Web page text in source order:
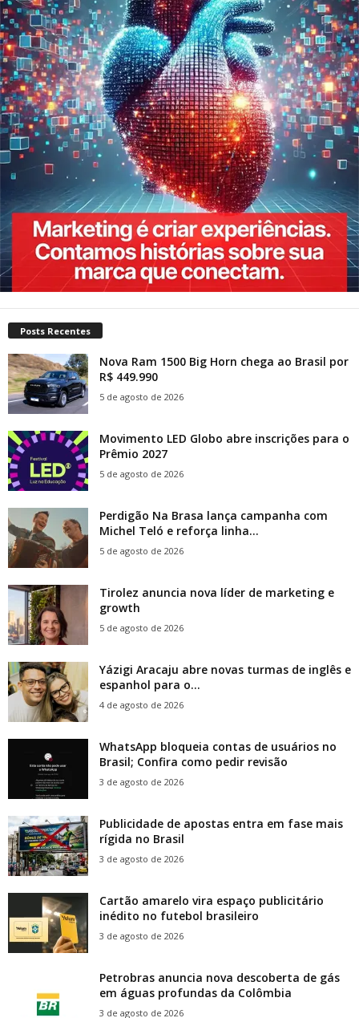
Posts Recentes
Nova Ram 1500 Big Horn chega ao Brasil por
R$ 449.990
5 de agosto de 2026
Movimento LED Globo abre inscrições para o
Prêmio 2027
5 de agosto de 2026
Perdigão Na Brasa lança campanha com
Michel Teló e reforça linha...
5 de agosto de 2026
Tirolez anuncia nova líder de marketing e
growth
5 de agosto de 2026
Yázigi Aracaju abre novas turmas de inglês e
espanhol para o...
4 de agosto de 2026
WhatsApp bloqueia contas de usuários no
Brasil; Confira como pedir revisão
3 de agosto de 2026
Publicidade de apostas entra em fase mais
rígida no Brasil
3 de agosto de 2026
Cartão amarelo vira espaço publicitário
inédito no futebol brasileiro
3 de agosto de 2026
Petrobras anuncia nova descoberta de gás
em águas profundas da Colômbia
3 de agosto de 2026